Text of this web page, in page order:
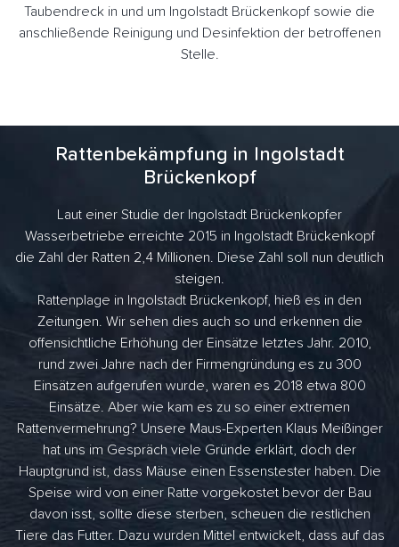
Taubendreck in und um Ingolstadt Brückenkopf sowie die
anschließende Reinigung und Desinfektion der betroffenen
Stelle.
Rattenbekämpfung in Ingolstadt
Brückenkopf
Laut einer Studie der Ingolstadt Brückenkopfer
Wasserbetriebe erreichte 2015 in Ingolstadt Brückenkopf
die Zahl der Ratten 2,4 Millionen. Diese Zahl soll nun deutlich
steigen.
Rattenplage in Ingolstadt Brückenkopf, hieß es in den
Zeitungen. Wir sehen dies auch so und erkennen die
offensichtliche Erhöhung der Einsätze letztes Jahr. 2010,
rund zwei Jahre nach der Firmengründung es zu 300
Einsätzen aufgerufen wurde, waren es 2018 etwa 800
Einsätze. Aber wie kam es zu so einer extremen
Rattenvermehrung? Unsere Maus-Experten Klaus Meißinger
hat uns im Gespräch viele Gründe erklärt, doch der
Hauptgrund ist, dass Mäuse einen Essenstester haben. Die
Speise wird von einer Ratte vorgekostet bevor der Bau
davon isst, sollte diese sterben, scheuen die restlichen
Tiere das Futter. Dazu wurden Mittel entwickelt, dass auf das